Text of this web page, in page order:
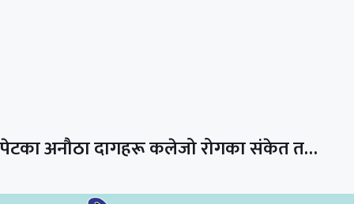
पेटका अनौठा दागहरू कलेजो रोगका संकेत त…